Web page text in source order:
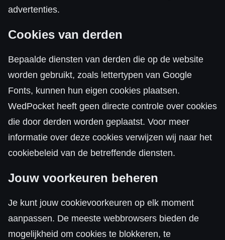
advertenties.
Cookies van derden
Bepaalde diensten van derden die op de website
worden gebruikt, zoals lettertypen van Google
Fonts, kunnen hun eigen cookies plaatsen.
WedPocket heeft geen directe controle over cookies
die door derden worden geplaatst. Voor meer
informatie over deze cookies verwijzen wij naar het
cookiebeleid van de betreffende diensten.
Jouw voorkeuren beheren
Je kunt jouw cookievoorkeuren op elk moment
aanpassen. De meeste webbrowsers bieden de
mogelijkheid om cookies te blokkeren, te